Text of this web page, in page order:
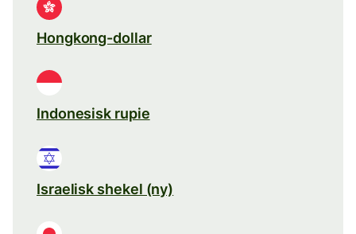
Hongkong-dollar
Indonesisk rupie
Israelisk shekel (ny)